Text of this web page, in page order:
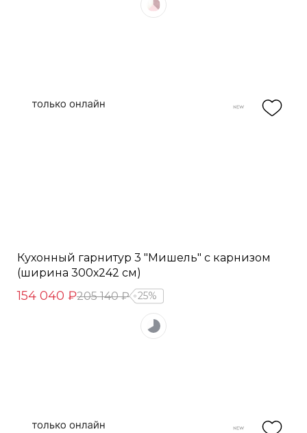
Кухонный гарнитур 3 "Мишель" с карнизом
(ширина 300х242 см)
154 040 ₽205 140 ₽ 25%